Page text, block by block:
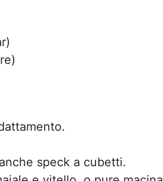
speck a cubetti.